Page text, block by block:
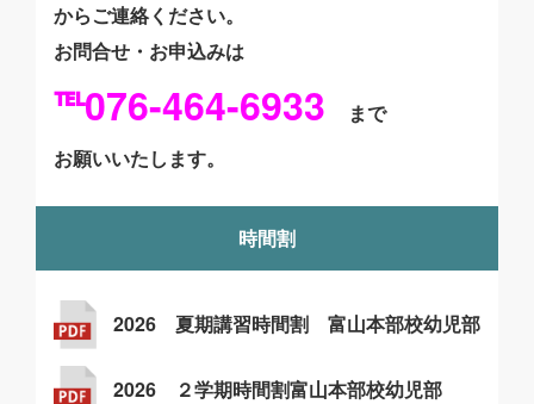
からご連絡ください。
お問合せ・お申込みは
℡076-464-6933
まで
お願いいたします。
時間割
2026 夏期講習時間割 富山本部校幼児部
2026 ２学期時間割富山本部校幼児部